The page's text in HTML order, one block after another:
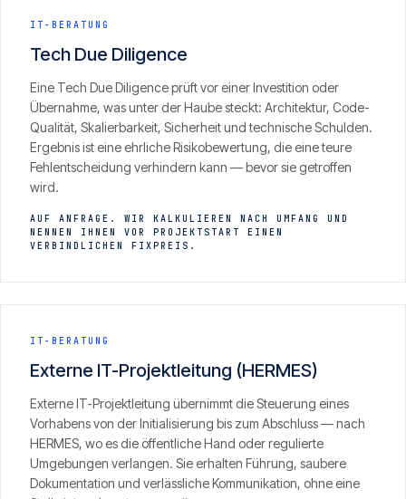
IT-BERATUNG
Tech Due Diligence
Eine Tech Due Diligence prüft vor einer Investition oder
Übernahme, was unter der Haube steckt: Architektur, Code-
Qualität, Skalierbarkeit, Sicherheit und technische Schulden.
Ergebnis ist eine ehrliche Risikobewertung, die eine teure
Fehlentscheidung verhindern kann — bevor sie getroffen
wird.
AUF ANFRAGE. WIR KALKULIEREN NACH UMFANG UND
NENNEN IHNEN VOR PROJEKTSTART EINEN
VERBINDLICHEN FIXPREIS.
IT-BERATUNG
Externe IT-Projektleitung (HERMES)
Externe IT-Projektleitung übernimmt die Steuerung eines
Vorhabens von der Initialisierung bis zum Abschluss — nach
HERMES, wo es die öffentliche Hand oder regulierte
Umgebungen verlangen. Sie erhalten Führung, saubere
Dokumentation und verlässliche Kommunikation, ohne eine